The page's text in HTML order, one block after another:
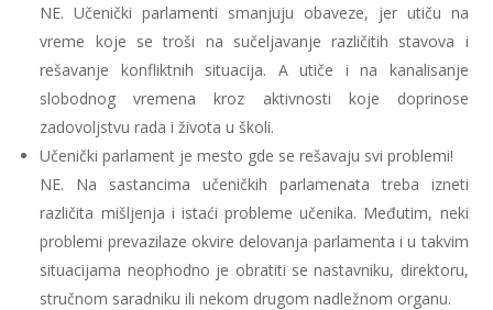
NE.Učenički parlamenti smanjuju obaveze, jer utiču na
vreme koje se troši na sučeljavanje različitih stavova i
rešavanje konfliktnih situacija. A utiče i na kanalisanje
slobodnog vremena kroz aktivnosti koje doprinose
zadovoljstvu rada i života u školi.
Učenički parlament je mesto gde se rešavaju svi problemi!
NE. Na sastancima učeničkih parlamenata treba izneti
različita mišljenja i istaći probleme učenika. Međutim, neki
problemi prevazilaze okvire delovanja parlamenta i u takvim
situacijama neophodno je obratiti se nastavniku, direktoru,
stručnom saradniku ili nekom drugom nadležnom organu.